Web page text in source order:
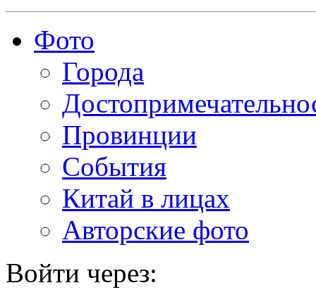
Фото
Города
Провинции
События
Китай в лицах
Авторские фото
Войти через: